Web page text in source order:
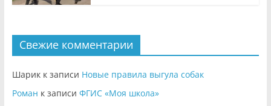
Свежие комментарии
Шарикк записи Новые правила выгула собак
Роман к записи ФГИС «Моя школа»